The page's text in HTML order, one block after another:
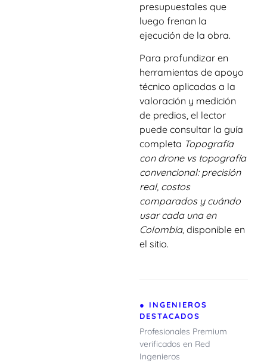
presupuestales que
luego frenan la
ejecución de la obra.
Para profundizar en
herramientas de apoyo
técnico aplicadas a la
valoración y medición
de predios, el lector
puede consultar la guía
completa Topografía
con drone vs topografía
convencional: precisión
real, costos
comparados y cuándo
usar cada una en
Colombia, disponible en
el sitio.
● INGENIEROS
DESTACADOS
Profesionales Premium
verificados en Red
Ingenieros